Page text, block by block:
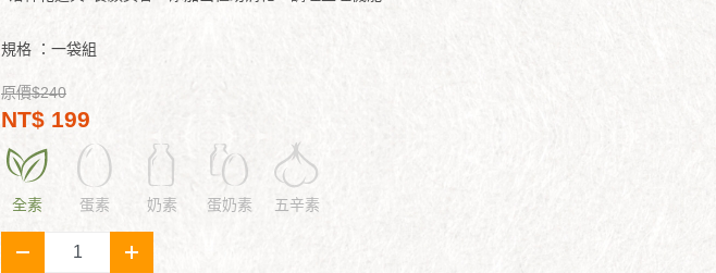
規格 ：一袋組
原價$240
NT$ 199
全素 蛋素 奶素 蛋奶素 五辛素
- +